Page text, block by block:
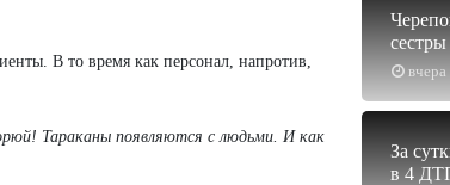
В то время как персонал, напротив,
Тараканы появляются с людьми. И как
вчера
За
в 4